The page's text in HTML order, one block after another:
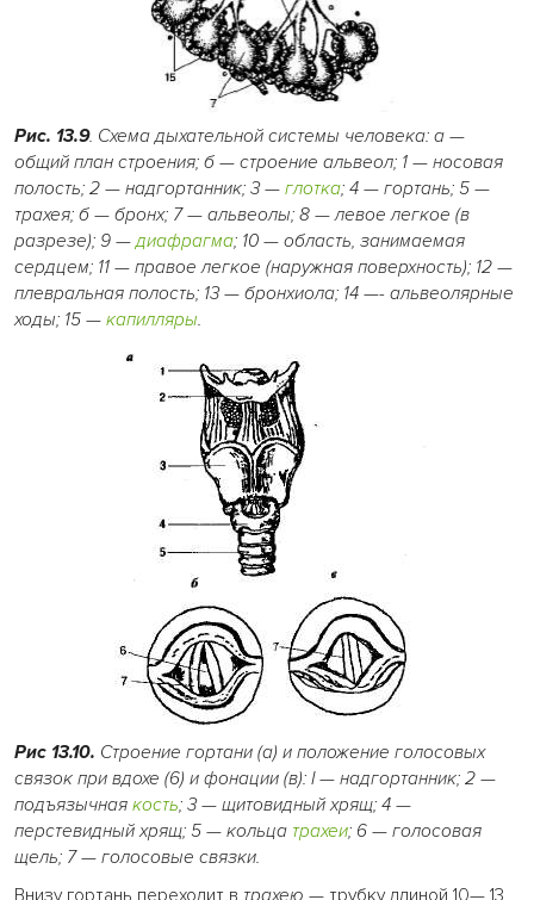
Рис. 13.9. Схема дыхательной системы человека: а —
общий план строения; б — строение альвеол; 1 — носовая
полость; 2 — надгортанник; 3 — глотка; 4 — гортань; 5 —
трахея; б — бронх; 7 — альвеолы; 8 — левое легкое (в
разрезе); 9 —диафрагма; 10 — область, занимаемая
сердцем; 11 — правое легкое (наружная поверхность); 12 —
плевральная полость; 13 — бронхиола; 14 —- альвеолярные
ходы; 15 — капилляры.
Рис 13.10. Строение гортани (а) и положение голосовых
связок при вдохе (6) и фонации (в): I — надгортанник; 2 —
подъязычная кость; 3 — щитовидный хрящ; 4 —
перстевидный хрящ; 5 — кольца трахеи; 6 — голосовая
щель; 7 — голосовые связки.